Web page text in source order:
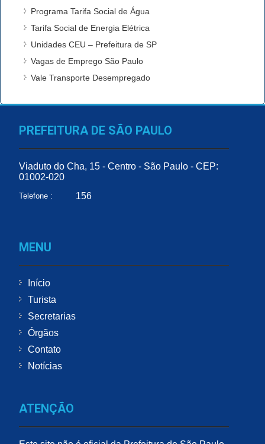
Programa Tarifa Social de Água
Tarifa Social de Energia Elétrica
Unidades CEU – Prefeitura de SP
Vagas de Emprego São Paulo
Vale Transporte Desempregado
PREFEITURA DE SÃO PAULO
Viaduto do Cha, 15 - Centro - São Paulo - CEP:
01002-020
Telefone : 156
MENU
Início
Turista
Secretarias
Órgãos
Contato
Notícias
ATENÇÃO